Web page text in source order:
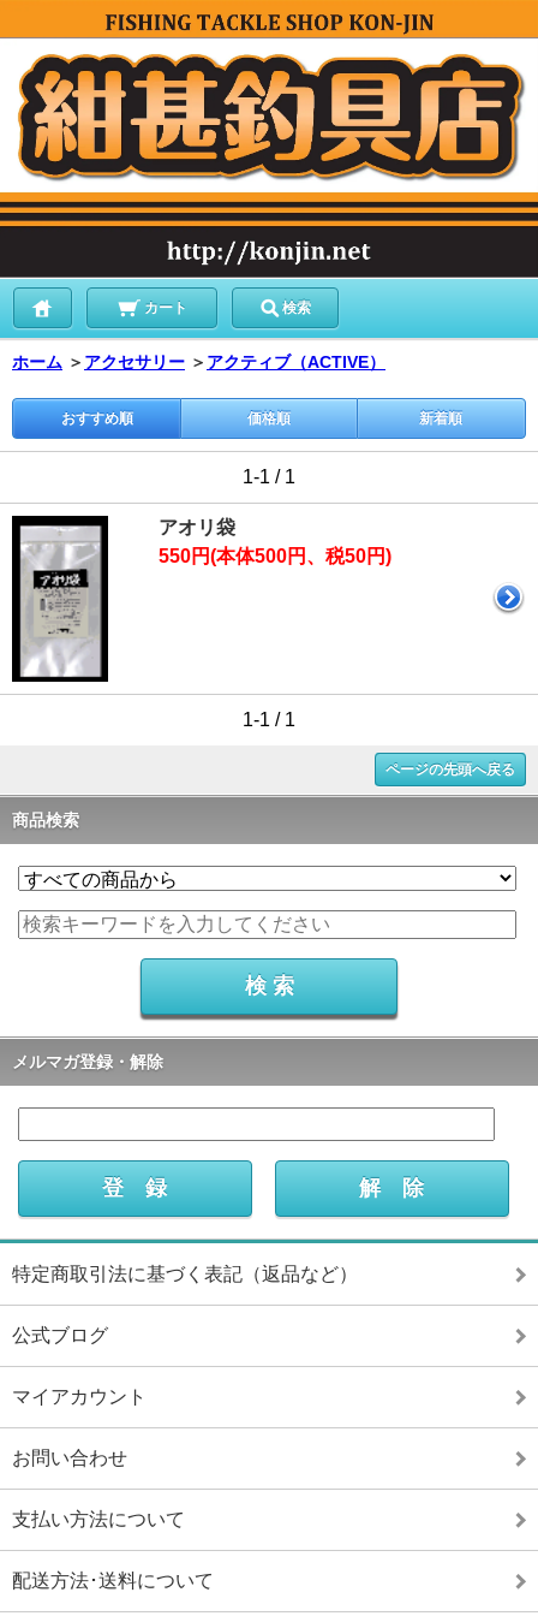
カート 検索
ホーム ＞ アクセサリー ＞ アクティブ（ACTIVE）
おすすめ順 価格順 新着順
1-1 / 1
アオリ袋
550円(本体500円、税50円)
1-1 / 1
ページの先頭へ戻る
商品検索
メルマガ登録・解除
特定商取引法に基づく表記（返品など）
公式ブログ
マイアカウント
お問い合わせ
支払い方法について
配送方法･送料について